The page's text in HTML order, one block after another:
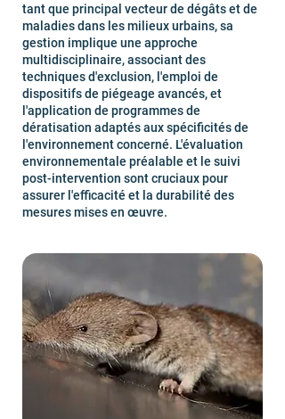
tant que principal vecteur de dégâts et de
maladies dans les milieux urbains, sa
gestion implique une approche
multidisciplinaire, associant des
techniques d'exclusion, l'emploi de
dispositifs de piégeage avancés, et
l'application de programmes de
dératisation adaptés aux spécificités de
l'environnement concerné. L'évaluation
environnementale préalable et le suivi
post-intervention sont cruciaux pour
assurer l'efficacité et la durabilité des
mesures mises en œuvre.